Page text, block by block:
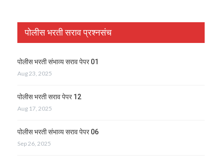
पोलीस भरती सराव प्रश्नसंच
पोलीस भरती संभाव्य सराव पेपर 01
Aug 23, 2025
पोलीस भरती सराव पेपर 12
Aug 17, 2025
पोलीस भरती संभाव्य सराव पेपर 06
Sep 26, 2025